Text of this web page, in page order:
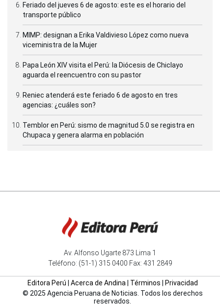
Feriado del jueves 6 de agosto: este es el horario del
transporte público
MIMP: designan a Erika Valdivieso López como nueva
viceministra de la Mujer
Papa León XIV visita el Perú: la Diócesis de Chiclayo
aguarda el reencuentro con su pastor
Reniec atenderá este feriado 6 de agosto en tres
agencias: ¿cuáles son?
Temblor en Perú: sismo de magnitud 5.0 se registra en
Chupaca y genera alarma en población
Av. Alfonso Ugarte 873 Lima 1
Teléfono: (51-1) 315 0400 Fax: 431 2849
Editora Perú Acerca de Andina Términos
Privacidad
© 2025 Agencia Peruana de Noticias. Todos los derechos
reservados.